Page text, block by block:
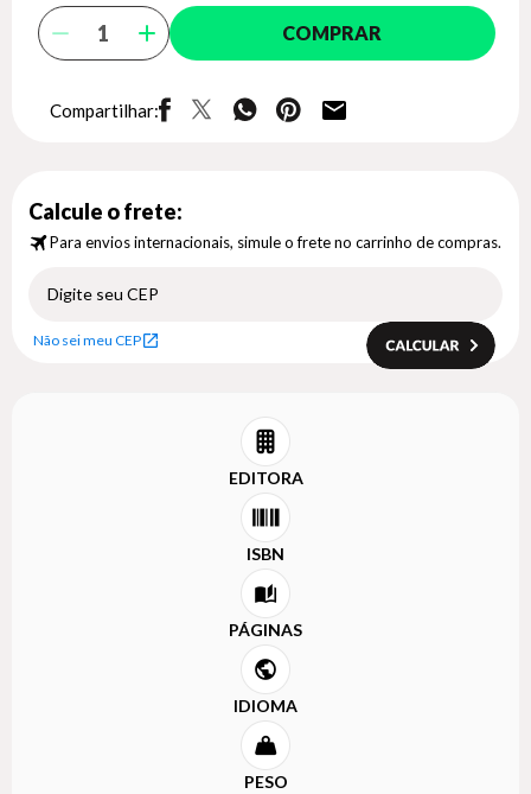
COMPRAR
Compartilhar:
Calcule o frete:
Para envios internacionais, simule o frete no carrinho de compras.
Não sei meu CEP
EDITORA
ISBN
PÁGINAS
IDIOMA
PESO